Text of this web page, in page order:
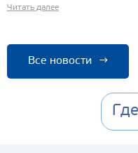
Читать далее
Все новости →